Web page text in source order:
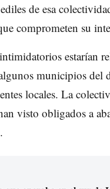
de esa
comprometen su
estarían
municipios del
locales. La
visto obligados a